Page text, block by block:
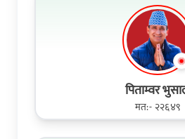
पिताम्वर
मत:- २२६४९